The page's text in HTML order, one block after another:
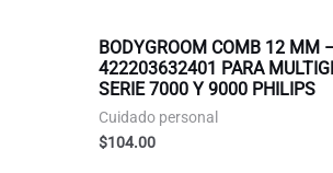
BODYGROOM COMB 12 MM
422203632401 PARA
SERIE 7000 Y 9000 PHILIPS
Cuidado personal
$104.00